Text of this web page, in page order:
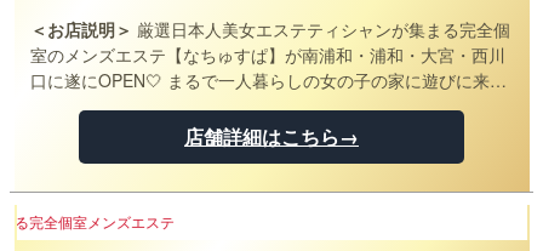
＜お店説明＞ 厳選日本人美女エステティシャンが集まる完全個
室のメンズエステ【なちゅすぱ】が南浦和・浦和・大宮・西川
口に遂にOPEN🤍 まるで一人暮らしの女の子の家に遊びに来た
ような距離感で、ドキドキとワクワクをご堪能ください💭💞 セ
ラピストは全員、プロのマッサージ師による講習を受けている
のでマッサージの質もピカイチ。レベルの高いセラピストと
んか？ 南浦和駅、浦和駅、大宮駅、西川口駅でお待ちしており
ます💕
店舗詳細はこちら→